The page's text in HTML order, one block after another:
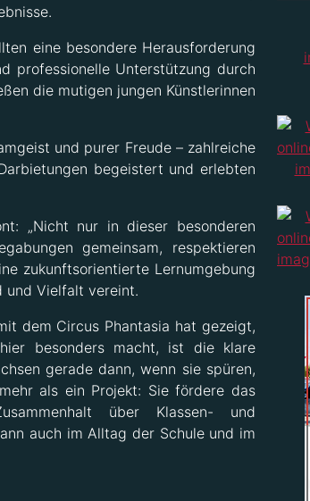
eine besondere Herausforderung
professionelle Unterstützung durch
die mutigen jungen Künstlerinnen
und purer Freude – zahlreiche
begeistert und erlebten
„Nicht nur in dieser besonderen
gemeinsam, respektieren
zukunftsorientierte Lernumgebung
und Vielfalt vereint.
dem Circus Phantasia hat gezeigt,
besonders macht, ist die klare
gerade dann, wenn sie spüren,
als ein Projekt: Sie fördere das
über Klassen- und
auch im Alltag der Schule und im